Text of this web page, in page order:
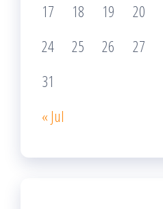
17
18 19 20
24
25 26 27
31
« Jul